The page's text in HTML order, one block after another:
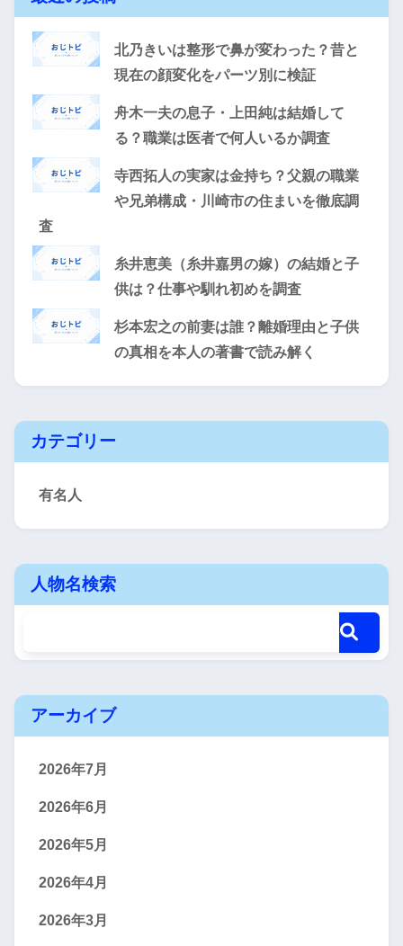
北乃きいは整形で鼻が変わった？昔と
現在の顔変化をパーツ別に検証
舟木一夫の息子・上田純は結婚して
る？職業は医者で何人いるか調査
寺西拓人の実家は金持ち？父親の職業
や兄弟構成・川崎市の住まいを徹底調
査
糸井恵美（糸井嘉男の嫁）の結婚と子
供は？仕事や馴れ初めを調査
杉本宏之の前妻は誰？離婚理由と子供
の真相を本人の著書で読み解く
カテゴリー
有名人
人物名検索
アーカイブ
2026年7月
2026年6月
2026年5月
2026年4月
2026年3月